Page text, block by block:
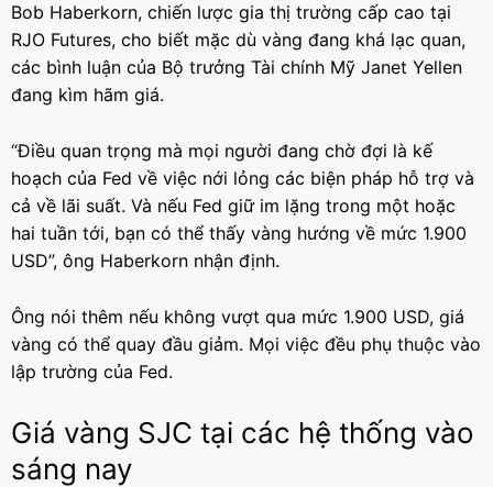
Bob Haberkorn, chiến lược gia thị trường cấp cao tại
RJO Futures, cho biết mặc dù vàng đang khá lạc quan,
các bình luận của Bộ trưởng Tài chính Mỹ Janet Yellen
đang kìm hãm giá.
“Điều quan trọng mà mọi người đang chờ đợi là kế
hoạch của Fed về việc nới lỏng các biện pháp hỗ trợ và
cả về lãi suất. Và nếu Fed giữ im lặng trong một hoặc
hai tuần tới, bạn có thể thấy vàng hướng về mức 1.900
USD”, ông Haberkorn nhận định.
Ông nói thêm nếu không vượt qua mức 1.900 USD, giá
vàng có thể quay đầu giảm. Mọi việc đều phụ thuộc vào
lập trường của Fed.
Giá vàng SJC tại các hệ thống vào
sáng nay